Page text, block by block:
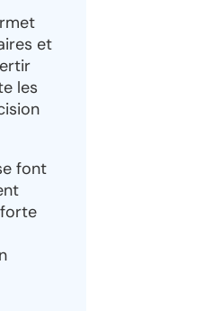
et
les
font